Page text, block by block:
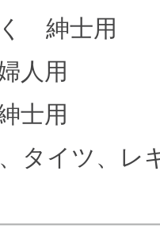
紳士用
人用
士用
タイツ、レ